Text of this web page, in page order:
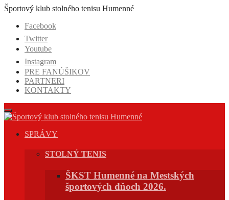
Prejsť
obsah
Športový klub stolného tenisu Humenné
Facebook
Twitter
Youtube
Instagram
PRE FANÚŠIKOV
PARTNERI
KONTAKTY
SPRÁVY
STOLNÝ TENIS
ŠKST Humenné na Mestských
športových dňoch 2026.